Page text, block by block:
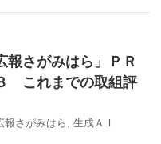
報さがみはら」ＰＲ
これまでの取組評
報さがみはら, 生成ＡＩ